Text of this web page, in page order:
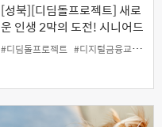
[성북][디딤돌프로젝트] 새로
운 인생 2막의 도전! 시니어드
림하이 '신용케어 아카데
미'(12.6)
#디딤돌프로젝트 #디지털금융교육